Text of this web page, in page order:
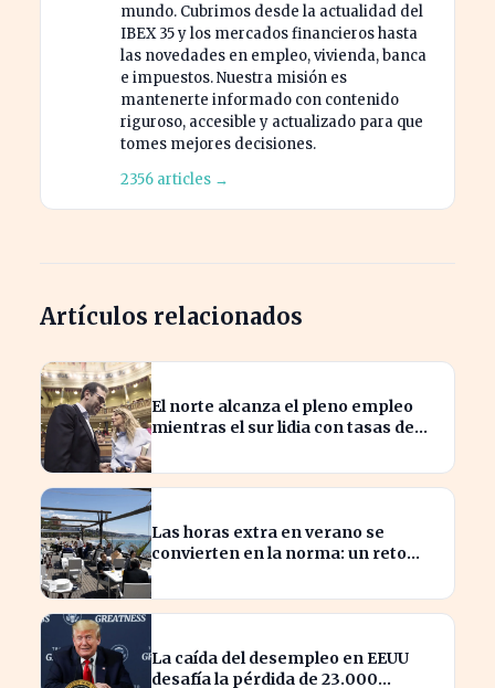
mundo. Cubrimos desde la actualidad del
IBEX 35 y los mercados financieros hasta
las novedades en empleo, vivienda, banca
e impuestos. Nuestra misión es
mantenerte informado con contenido
riguroso, accesible y actualizado para que
tomes mejores decisiones.
2356 articles →
Artículos relacionados
El norte alcanza el pleno empleo
mientras el sur lidia con tasas de
Las horas extra en verano se
convierten en la norma: un reto
La caída del desempleo en EEUU
desafía la pérdida de 23.000